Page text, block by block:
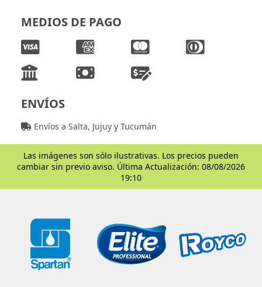
MEDIOS DE PAGO
ENVÍOS
Envíos a Salta, Jujuy y Tucumán
Las imágenes son sólo ilustrativas. Los precios pueden
cambiar sin previo aviso. Última Actualización: 08/08/2026
19:10